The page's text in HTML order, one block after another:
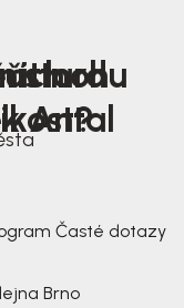
Antal
nohu
Časté dotazy
Brno